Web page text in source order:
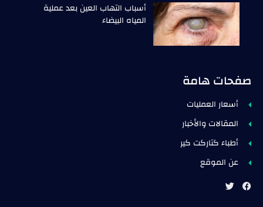
أسباب التهاب العين بعد عملية
المياه البيضاء
صفحات هامة
أسعار العمليات
المقالات والأخبار
أطباء كتاركت كير
عن الموقع